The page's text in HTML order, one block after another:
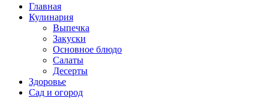
Главная
Кулинария
Выпечка
Закуски
Основное блюдо
Салаты
Десерты
Здоровье
Сад и огород